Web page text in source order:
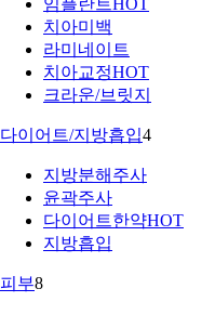
임플란트HOT
치아미백
라미네이트
치아교정HOT
크라운/브릿지
다이어트/지방흡입4
지방분해주사
윤곽주사
다이어트한약HOT
지방흡입
피부8